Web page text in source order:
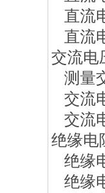
直流
直流
交流电
测量
交流
交流
绝缘电
绝缘
绝缘